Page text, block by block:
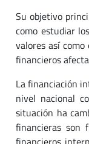
Su objetivo
como estudiar
valores así
financieros
La financiación
nivel nacional
situación ha
financieras son